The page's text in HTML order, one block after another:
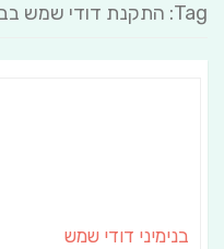
Tag: התקנת דודי שמש בבאר שבע
בנימיני דודי שמש